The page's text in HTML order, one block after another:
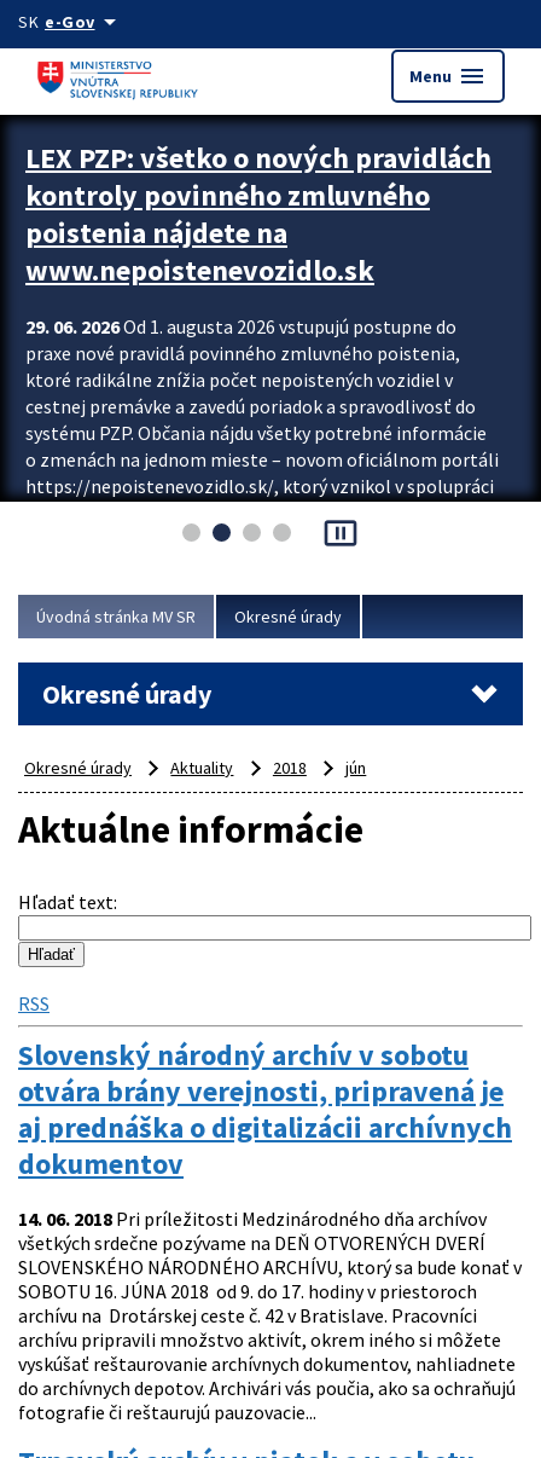
Preskocit na hlavný obsah
SK e-Govarrow_drop_down
Menu menu
Zastavit automatický posun upútavok
LEX PZP: všetko o nových pravidlách
kontroly povinného zmluvného
poistenia nájdete na
www.nepoistenevozidlo.sk
29. 06. 2026Od 1. augusta 2026 vstupujú postupne do
praxe nové pravidlá povinného zmluvného poistenia,
ktoré radikálne znížia počet nepoistených vozidiel v
cestnej premávke a zavedú poriadok a spravodlivosť do
systému PZP. Občania nájdu všetky potrebné informácie
o zmenách na jednom mieste – novom oficiálnom portáli
https://nepoistenevozidlo.sk/, ktorý vznikol v spolupráci
asociácie poisťovní (SLASPO) a Ministerstva vnútra SR.
Viac
pause_presentation
Úvodná stránka MV SR Okresné úrady
Okresné úrady
Okresné úrady Aktuality 2018 jún
Aktuálne informácie
Hľadať text:
RSS
Slovenský národný archív v sobotu
otvára brány verejnosti, pripravená je
aj prednáška o digitalizácii archívnych
dokumentov
14. 06. 2018 Pri príležitosti Medzinárodného dňa archívov
všetkých srdečne pozývame na DEŇ OTVORENÝCH DVERÍ
SLOVENSKÉHO NÁRODNÉHO ARCHÍVU, ktorý sa bude konať v
SOBOTU 16. JÚNA 2018 od 9. do 17. hodiny v priestoroch
archívu na Drotárskej ceste č. 42 v Bratislave. Pracovníci
archívu pripravili množstvo aktivít, okrem iného si môžete
vyskúšať reštaurovanie archívnych dokumentov, nahliadnete
do archívnych depotov. Archivári vás poučia, ako sa ochraňujú
fotografie či reštaurujú pauzovacie...